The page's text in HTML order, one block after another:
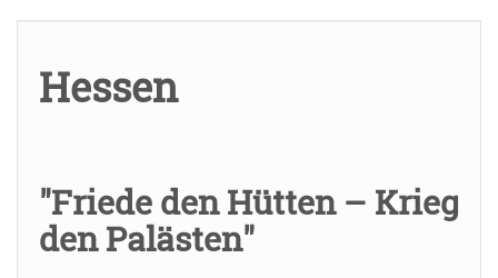
Hessen
"Friede den Hütten – Krieg
den Palästen"